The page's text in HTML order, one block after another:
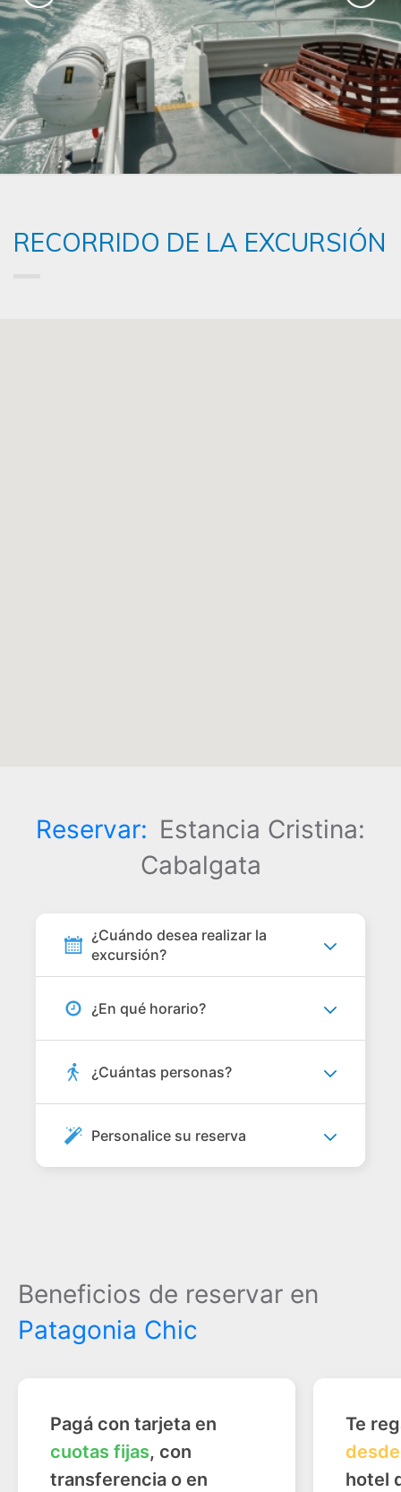
RECORRIDO DE LA EXCURSIÓN
Reservar: Estancia Cristina:
Cabalgata
¿Cuándo desea realizar la
excursión?
¿En qué horario?
¿Cuántas personas?
Personalice su reserva
Beneficios de reservar en
Patagonia Chic
Pagá con tarjeta en
cuotas fijas, con
transferencia o en
Te
hotel